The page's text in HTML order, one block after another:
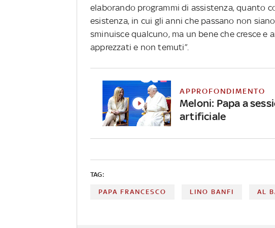
elaborando programmi di assistenza, quanto
esistenza, in cui gli anni che passano non
sminuisce qualcuno, ma un bene che cresce
apprezzati e non temuti”.
APPROFONDIMENTO
Meloni: Papa a
artificiale
TAG:
PAPA FRANCESCO LINO BANFI AL